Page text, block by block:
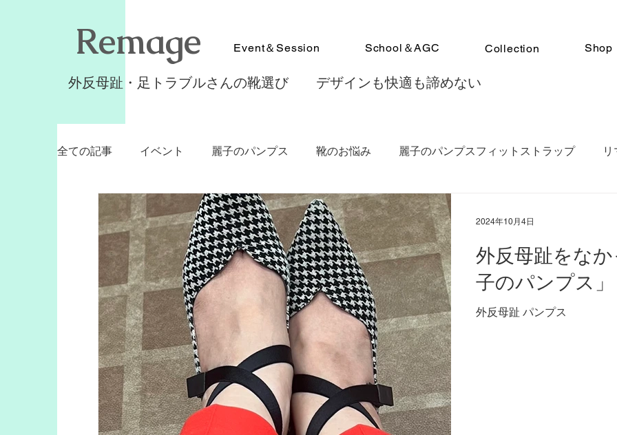
​Remage Event＆Session School＆AGC Collection Shop
外反母趾・足トラブルさんの靴選び デザインも快適も諦めない
全ての記事 イベント 麗子のパンプス 靴のお悩み 麗子のパンプスフィットストラップ
靴の同行ショッピング パンプスフィットアドバイザー認定スクール
美歩のパンプスフィットストラップ シンデレラシューズ講座 足の冷え 靴診断 Remage
フットビューティアドバイザー クラウドファンディング 外反母趾 想い 魚の目
足の匂い かかとの角質 足の健康 日常ブログ
外反母趾をな
子のパンプス」
外反母趾 パンプス
2024年10月4日